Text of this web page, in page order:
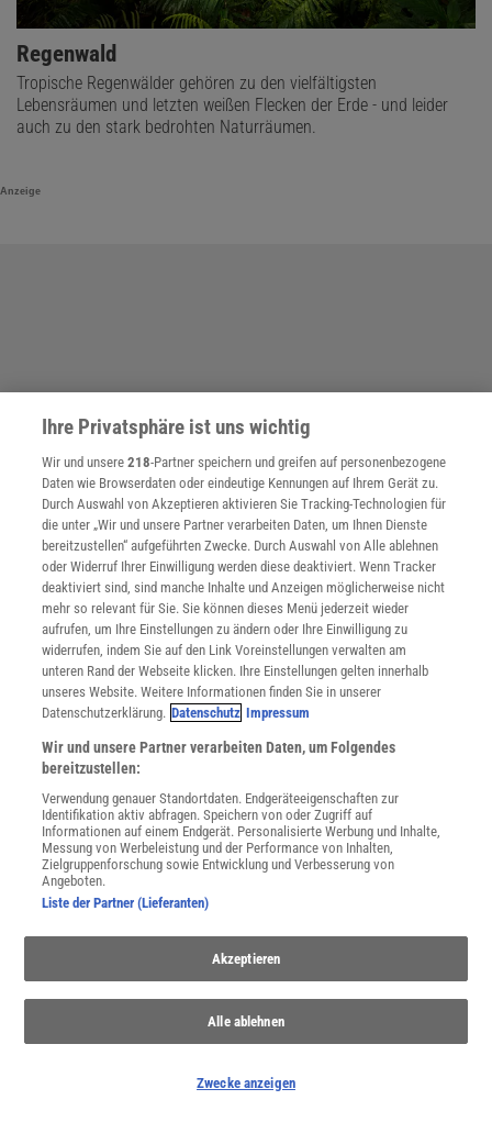
Regenwald
Tropische Regenwälder gehören zu den vielfältigsten
Lebensräumen und letzten weißen Flecken der Erde - und leider
auch zu den stark bedrohten Naturräumen.
Anzeige
SPONSORED
PARTNERINHALTE
NACH OBEN
Ihre Privatsphäre ist uns wichtig
Wir und unsere218-Partner speichern und greifen auf personenbezogene
Daten wie Browserdaten oder eindeutige Kennungen auf Ihrem Gerät zu.
Durch Auswahl von Akzeptieren aktivieren Sie Tracking-Technologien für
die unter „Wir und unsere Partner verarbeiten Daten, um Ihnen Dienste
bereitzustellen“ aufgeführten Zwecke. Durch Auswahl von Alle ablehnen
oder Widerruf Ihrer Einwilligung werden diese deaktiviert. Wenn Tracker
deaktiviert sind, sind manche Inhalte und Anzeigen möglicherweise nicht
mehr so relevant für Sie. Sie können dieses Menü jederzeit wieder
aufrufen, um Ihre Einstellungen zu ändern oder Ihre Einwilligung zu
widerrufen, indem Sie auf den Link Voreinstellungen verwalten am
unteren Rand der Webseite klicken. Ihre Einstellungen gelten innerhalb
unseres Website. Weitere Informationen finden Sie in unserer
Datenschutzerklärung. Datenschutz Impressum
Wir und unsere Partner verarbeiten Daten, um Folgendes
bereitzustellen:
Verwendung genauer Standortdaten. Endgeräteeigenschaften zur
Identifikation aktiv abfragen. Speichern von oder Zugriff auf
Informationen auf einem Endgerät. Personalisierte Werbung und Inhalte,
Messung von Werbeleistung und der Performance von Inhalten,
Zielgruppenforschung sowie Entwicklung und Verbesserung von
Angeboten.
Liste der Partner (Lieferanten)
Akzeptieren
Alle ablehnen
Zwecke anzeigen